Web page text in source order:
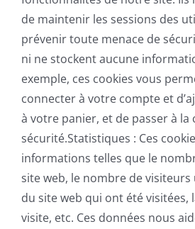
de maintenir les sessions des
prévenir toute menace de
ni ne stockent aucune
exemple, ces cookies vous
connecter à votre compte et
à votre panier, et de passer à la
sécurité.Statistiques : Ces
informations telles que le
site web, le nombre de visiteurs
du site web qui ont été visitées,
visite, etc. Ces données nous